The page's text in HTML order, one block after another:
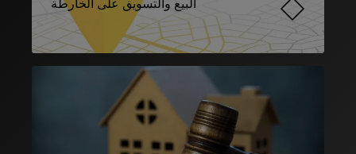
البيع والتسويق على الخارطة